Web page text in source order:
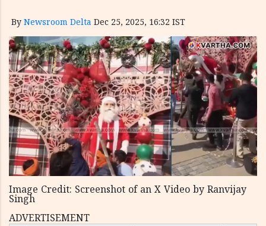
By Newsroom Delta Dec 25, 2025, 16:32 IST
Image Credit: Screenshot of an X Video by Ranvijay
Singh
ADVERTISEMENT